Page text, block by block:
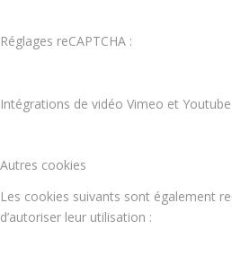
Réglages reCAPTCHA :
Intégrations de vidéo Vimeo et Youtube
Autres cookies
Les cookies suivants sont également
d’autoriser leur utilisation :